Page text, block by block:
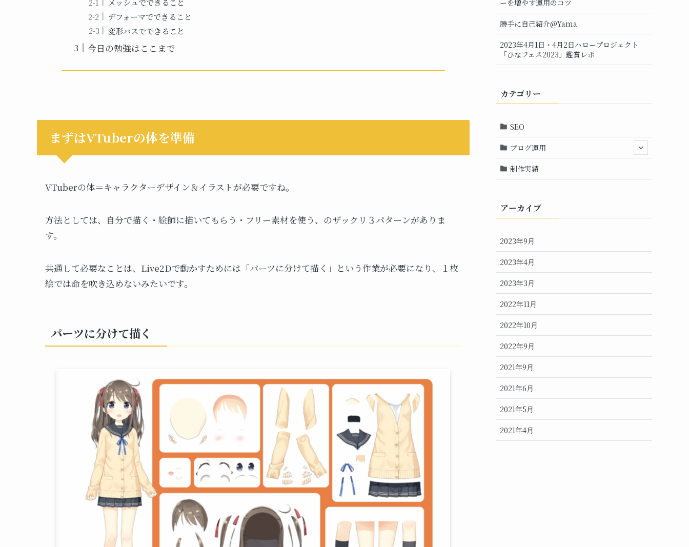
デフォーマでできること
変形パスでできること
今日の勉強はここまで
まずはVTuberの体を準備
VTuberの体＝キャラクターデザイン＆イラストが必要ですね。
方法としては、自分で描く・絵師に描いてもらう・フリー素材を使う、のザックリ３パターンがありま
す。
共通して必要なことは、Live2Dで動かすためには「パーツに分けて描く」という作業が必要になり、１枚
絵では命を吹き込めないみたいです。
パーツに分けて描く
ーを増やす運用のコツ
勝手に自己紹介@Yama
2023年4月1日・4月2日ハロープロジェクト
「ひなフェス2023」鑑賞レポ
カテゴリー
SEO
ブログ運用
制作実績
アーカイブ
2023年9月
2023年4月
2023年3月
2022年11月
2022年10月
2022年9月
2021年9月
2021年6月
2021年5月
2021年4月